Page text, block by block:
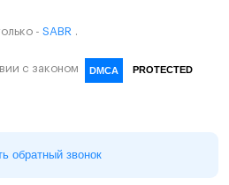
обратный звонок
- SABR
с законом DMCA PROTECTED